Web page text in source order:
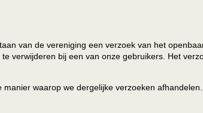
van de vereniging een verzoek van het
verwijderen bij een van onze gebruikers. Het
waarop we dergelijke verzoeken